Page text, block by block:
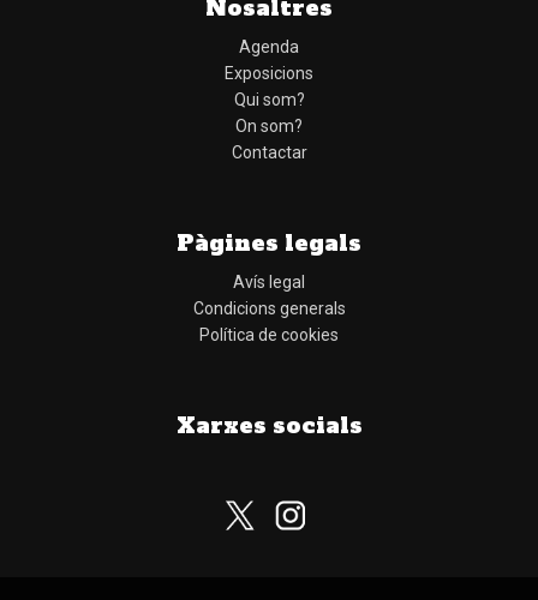
Nosaltres
Agenda
Exposicions
Qui som?
On som?
Contactar
Pàgines legals
Avís legal
Condicions generals
Política de cookies
Xarxes socials